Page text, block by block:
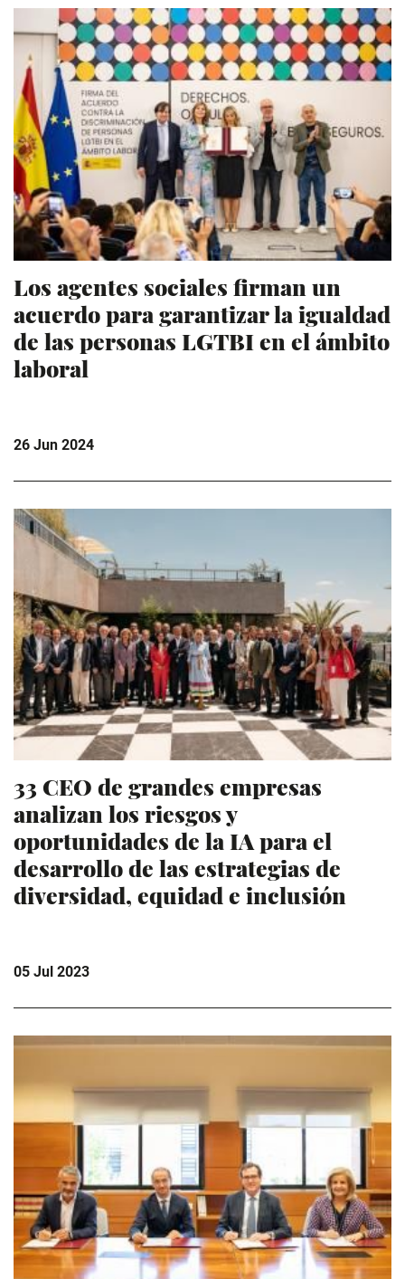
Los agentes sociales firman un
acuerdo para garantizar la igualdad
de las personas LGTBI en el ámbito
laboral
26 Jun 2024
33 CEO de grandes empresas
analizan los riesgos y
oportunidades de la IA para el
desarrollo de las estrategias de
diversidad, equidad e inclusión
05 Jul 2023